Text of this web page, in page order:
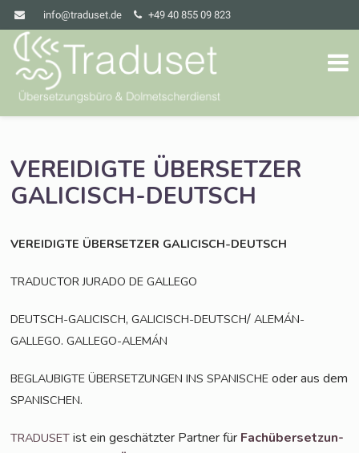
info@traduset.de +49 40 855 09 823
VEREIDIGTE ÜBERSETZER
GALICISCH-DEUTSCH
VEREIDIGTE ÜBERSETZER GALICISCH-DEUTSCH
TRADUCTOR JURADO DE GALLEGO
DEUTSCH-GALICISCH,GALICISCH-DEUTSCH/ALEMÁN-
GALLEGO.GALLEGO-ALEMÁN
BEGLAUBIGTE ÜBERSETZUNGEN INS SPANISCHE oder aus dem
SPANISCHEN.
TRADUSET ist ein geschätz­ter Part­ner für Fach­über­set­zun­